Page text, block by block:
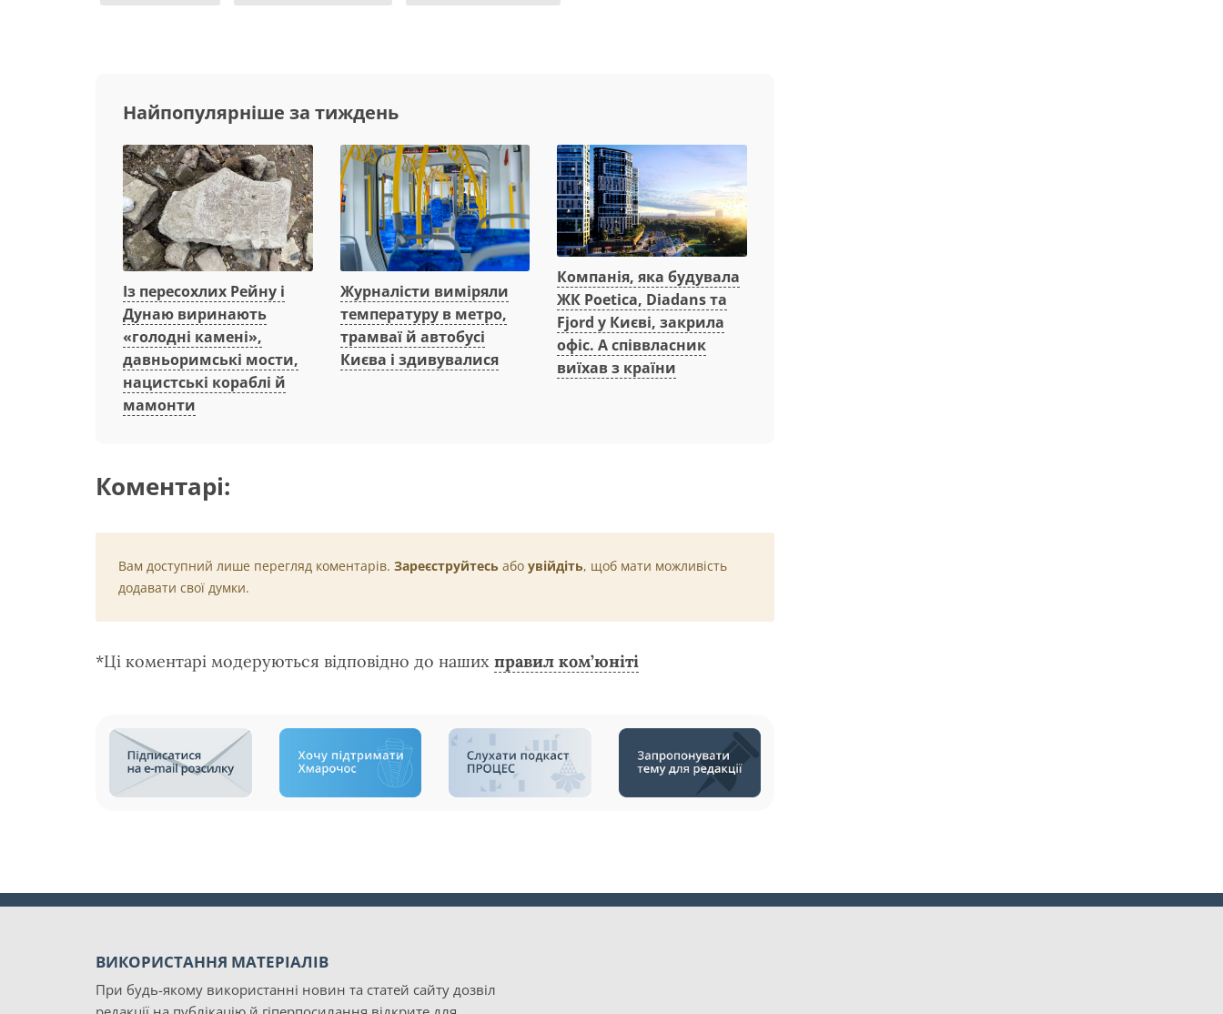
Найпопулярніше за тиждень
Із пересохлих Рейну і
Дунаю виринають
«голодні камені»,
давньоримські мости,
нацистські кораблі й
мамонти
Журналісти виміряли
температуру в метро,
трамваї й автобусі
Києва і здивувалися
Компанія, яка будувала
ЖК Poetica, Diadans та
Fjord у Києві, закрила
офіс. А співвласник
виїхав з країни
Коментарі:
Вам доступний лише перегляд коментарів. Зареєструйтесь або увійдіть, щоб мати можливість
додавати свої думки.
*Ці коментарі модеруються відповідно до наших правил ком’юніті
ВИКОРИСТАННЯ МАТЕРІАЛІВ
При будь-якому використанні новин та статей сайту дозвіл